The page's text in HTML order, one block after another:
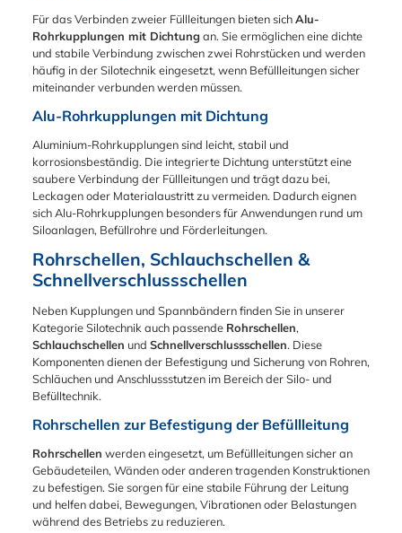
auch rostfreien Stahl
1.4016 und die
Schraube im
Verschluss ist aus
verzinkten Stahl W4 -
der
Spiralschlauchschelle
sind aus Edelstahl
V2A (1.4301)
ein echtes Multitalent.
Er ist FDA-konform
und somit bestens für
sensible
ist das Material
elektrisch leitfähig,
wodurch gefährliche
statische
Aufladungen (z. B. in
effektiv abgeleitet
Der Spezialist für
Wetter, Wasser &
Säuren EPDM
(Ethylen-Propylen-
Dien-Kautschuk)
versagen –
insbesondere im
Freien. Der Dichtring
bietet eine
hervorragende
Alterungs- und
Bereichen, in denen
ein häufiges und
schnelles Schließen
und Lösen der
Verbindungen
erforderlich ist, wie z.
Abfüllanlagen oder in
Rohrleitungssysteme
n der
Lebensmittelindustrie,
die einer Reinigung
unterliegen. Das
Bandmaterial der
Schelle variiert je
nach
Bandmaterial 15 x
0,6 mm20mm:
Bandmaterial 20 x
0,8 mm25mm:
Bandmaterial 25 x
1,0 mm30mm:
Bandmaterial 30 x
erhältlich, leckagefrei
und bis zu 3 bar
explosionsdruckstoßf
est. Der
Schnellverschlußspan
nring zur
Bördeldichtring wird
mit einem Profil
hergestellt. Je nach
Rohrbau werden
unterschiedlich dicke
Bördeldichtringe für
die Verbindung von
1,2 & 3mm
Rohrwandstärken in
diesem Spannring
eingesetzt. Das
Spannringprofil ist
dabei immer gleich.
Ausführungen 1 mm,
2 mm oder 3 mm für
alle gängigen
Nennweiten. Der
benötigen für die
Montage mit diesem
Bördeldichtring nur
noch ein einziges
Spannringprofil –
oder 3 mm
macht das System
extrem leistungsfähig
und fehlerunanfällig.
Lebensmittelecht &
FDA-konform: Wo
Bördeldichtring
zeichnet sich durch
seine hervorragende
Alterungs- und
Witterungsbeständig
keit aus. Er ist
Für das Verbinden zweier Füllleitungen bieten sichAlu-
Rohrkupplungen mit Dichtungan. Sie ermöglichen eine dichte
und stabile Verbindung zwischen zwei Rohrstücken und werden
häufig in der Silotechnik eingesetzt, wenn Befüllleitungen sicher
miteinander verbunden werden müssen.
Alu-Rohrkupplungen mit Dichtung
Aluminium-Rohrkupplungen sind leicht, stabil und
korrosionsbeständig. Die integrierte Dichtung unterstützt eine
saubere Verbindung der Füllleitungen und trägt dazu bei,
Leckagen oder Materialaustritt zu vermeiden. Dadurch eignen
sich Alu-Rohrkupplungen besonders für Anwendungen rund um
Siloanlagen, Befüllrohre und Förderleitungen.
Rohrschellen, Schlauchschellen &
Schnellverschlussschellen
Neben Kupplungen und Spannbändern finden Sie in unserer
Kategorie Silotechnik auch passende Rohrschellen,
Schlauchschellen und Schnellverschlussschellen. Diese
Komponenten dienen der Befestigung und Sicherung von Rohren,
Schläuchen und Anschlussstutzen im Bereich der Silo- und
Befülltechnik.
Rohrschellen zur Befestigung der Befüllleitung
Rohrschellen werden eingesetzt, um Befüllleitungen sicher an
Gebäudeteilen, Wänden oder anderen tragenden Konstruktionen
zu befestigen. Sie sorgen für eine stabile Führung der Leitung
und helfen dabei, Bewegungen, Vibrationen oder Belastungen
während des Betriebs zu reduzieren.